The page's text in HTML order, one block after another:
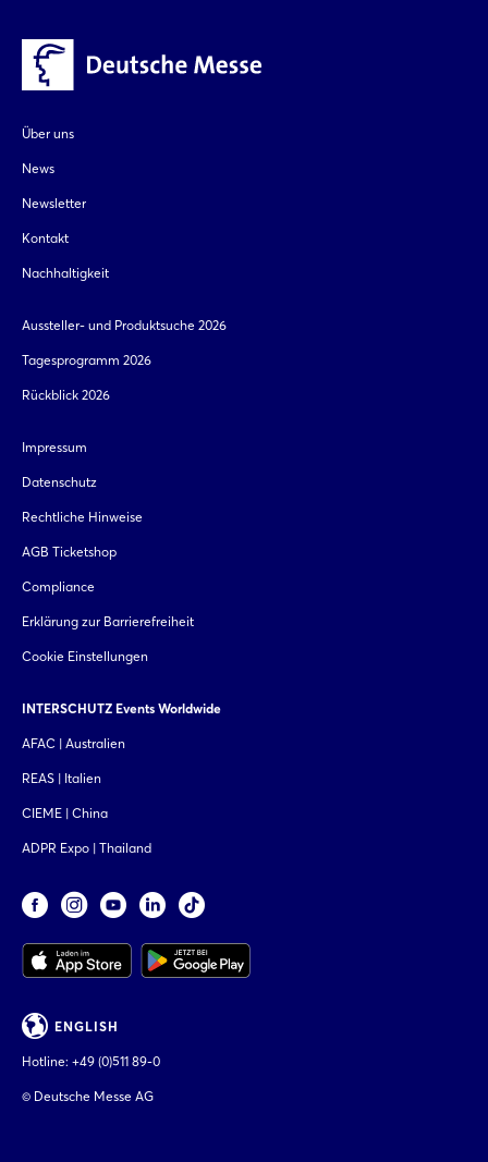
Über uns
News
Newsletter
Kontakt
Nachhaltigkeit
Aussteller- und Produktsuche 2026
Tagesprogramm 2026
Rückblick 2026
Impressum
Datenschutz
Rechtliche Hinweise
AGB Ticketshop
Compliance
Erklärung zur Barrierefreiheit
Cookie Einstellungen
INTERSCHUTZ Events Worldwide
AFAC | Australien
REAS | Italien
CIEME | China
ADPR Expo | Thailand
ENGLISH
Hotline: +49 (0)511 89-0
© Deutsche Messe AG